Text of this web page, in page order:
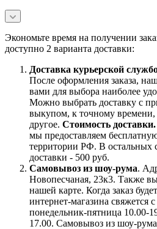
Экономьте время на получении
доступно 2 варианта доставки:
Доставка курьерской
После оформления заказа,
вами для выбора наиболее
Можно выбрать доставку с
выкупом, к точному
другое. Стоимость доставки.
мы предоставляем
территории РФ. В остальных
доставки - 500 руб.
Самовывоз из шоу-рума.
Новопесчаная, 23к3. Также
нашей карте. Когда заказ
интернет-магазина свяжется
понедельник-пятница 10.00-
17.00. Самовывоз из шоу-рума